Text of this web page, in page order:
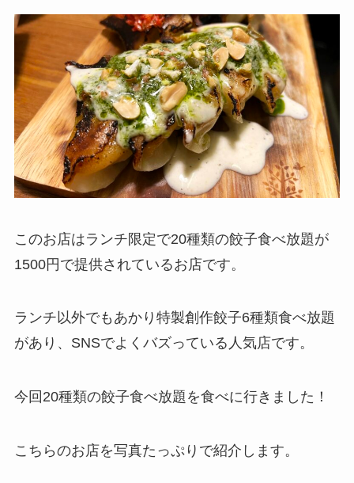
このお店はランチ限定で20種類の餃子食べ放題が
1500円で提供されているお店です。
ランチ以外でもあかり特製創作餃子6種類食べ放題
があり、SNSでよくバズっている人気店です。
今回20種類の餃子食べ放題を食べに行きました！
こちらのお店を写真たっぷりで紹介します。